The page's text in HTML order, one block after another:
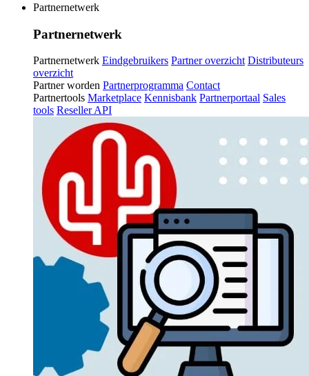
Partnernetwerk
Partnernetwerk
Partnernetwerk Eindgebruikers Partner overzicht Distributeurs
overzicht
Partner worden Partnerprogramma Contact
Partnertools Marketplace Kennisbank Partnerportaal Sales
tools Reseller API